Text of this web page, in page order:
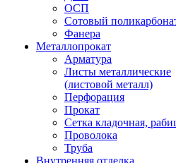
ОСП
Сотовый
Фанера
Металлопрокат
Арматура
Листы металлические
(листовой металл)
Перфорация
Прокат
Сетка кладочная,
Проволока
Труба
Внутренняя отделка